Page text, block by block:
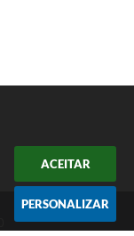
ACEITAR
PERSONALIZAR